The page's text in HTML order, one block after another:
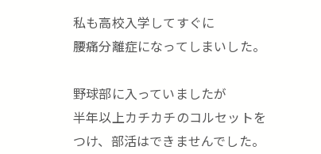
私も高校入学してすぐに
腰痛分離症になってしまいした。
野球部に入っていましたが
半年以上カチカチのコルセットを
つけ、部活はできませんでした。